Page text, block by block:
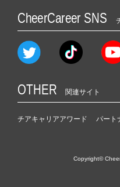
CheerCareer SNS
OTHER 関連サイト
チアキャリアアワード パート
Copyright©